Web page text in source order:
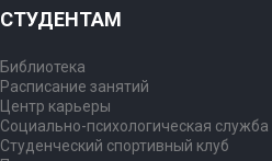
СТУДЕНТАМ
Библиотека
Расписание занятий
Центр карьеры
Социально-психологическая служба
Студенческий спортивный клуб